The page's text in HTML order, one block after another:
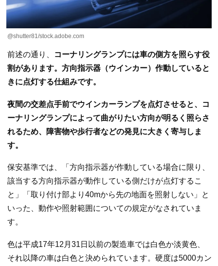
@shutter81/stock.adobe.com
前述の通り、
コーナリングランプには車の側方を照らす役
割があります。方向指示器（ウインカー）作動していると
きに点灯する仕組みです。
夜間の交差点手前でウインカーランプを点灯させると、コ
ーナリングランプによって曲がりたい方向が明るく照らさ
れるため、障害物や歩行者などの発見に大きく寄与しま
す。
保安基準では、「方向指示器が作動している場合に限り、
該当する方向指示器が動作している側だけが点灯するこ
と」「取り付け部より40mから先の地面を照射しない」と
いった、動作や照射範囲についての規定がなされていま
す。
色は平成17年12月31日以前の製造車では白色か淡黄色、
それ以降の車は白色と決められています。硬度は5000カン